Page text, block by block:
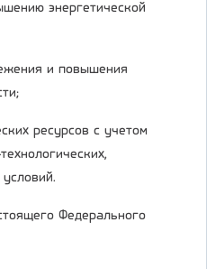
энергетической
и повышения
ресурсов с учетом
Федерального